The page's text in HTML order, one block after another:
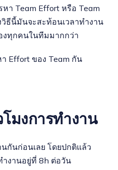
า Team Effort หรือ Team
ธีนี้มันจะสะท้อนเวลาทำงาน
งทุกคนในทีมมากกว่า
Effort ของ Team กัน
มงการทำงาน
นกันก่อนเลย โดยปกติแล้ว
งานอยู่ที่ 8h ต่อวัน